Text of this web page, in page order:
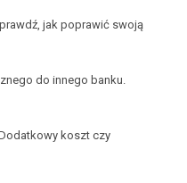
jak poprawić swoją
do innego banku.
koszt czy